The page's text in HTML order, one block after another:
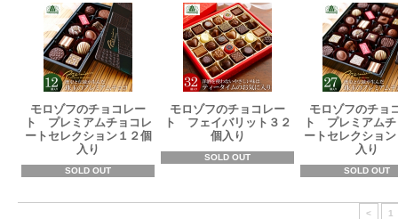
モロゾフのチョコレー
ト プレミアムチョコレ
ートセレクション１２個
入り
SOLD OUT
モロゾフのチョコレー
ト フェイバリット３２
個入り
SOLD OUT
モロゾフのチョ
ト プレミアムチ
ートセレクショ
入り
SOLD OUT
< 1